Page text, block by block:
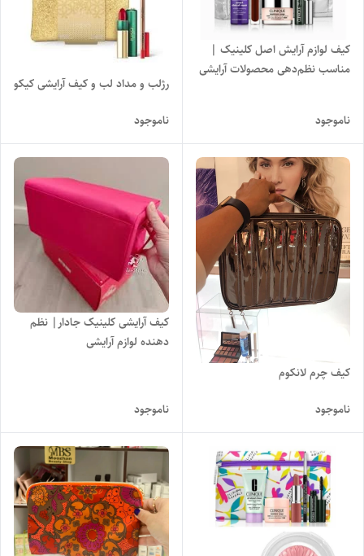
کیف لوازم آرایش اصل کلینیک |
مناسب نظم‌دهی محصولات آرایشی
ناموجود
رژلب و مداد لب و کیف آرایشی کیکو
ناموجود
کیف چرم لانکوم
ناموجود
کیف آرایشی کلینیک جادار| نظم
دهنده لوازم آرایشی
ناموجود